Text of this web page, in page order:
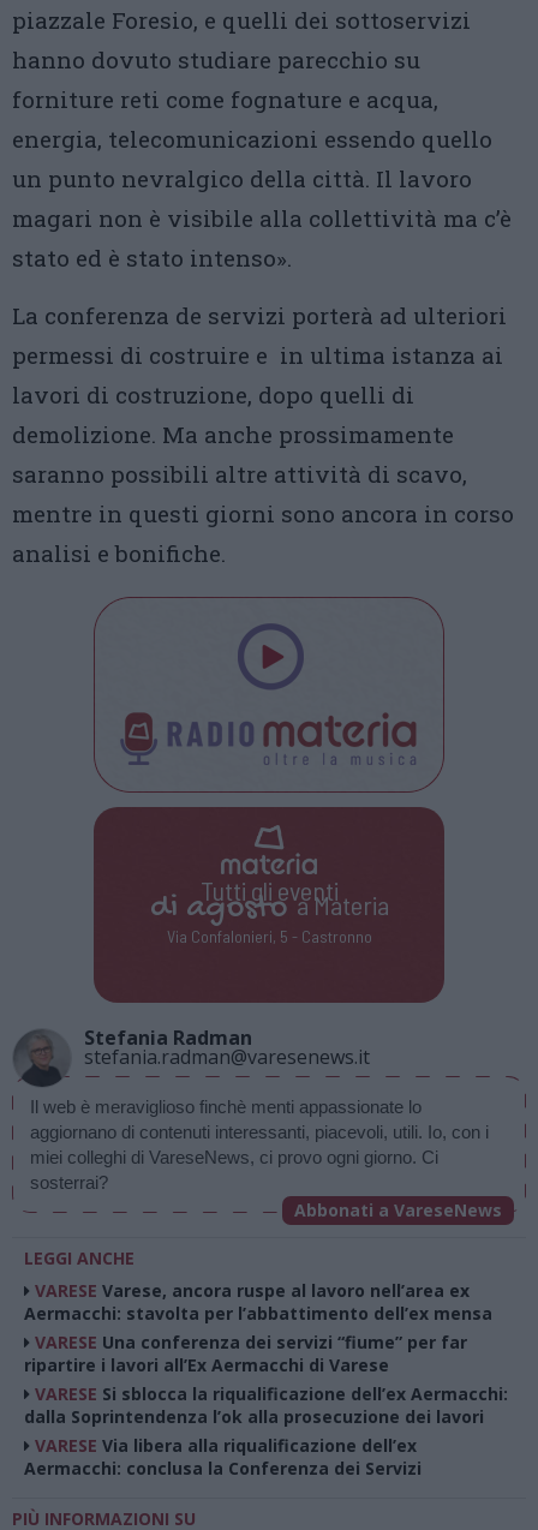
piazzale Foresio, e quelli dei sottoservizi
hanno dovuto studiare parecchio su
forniture reti come fognature e acqua,
energia, telecomunicazioni essendo quello
un punto nevralgico della città. Il lavoro
magari non è visibile alla collettività ma c’è
stato ed è stato intenso».
La conferenza de servizi porterà ad ulteriori
permessi di costruire e in ultima istanza ai
lavori di costruzione, dopo quelli di
demolizione. Ma anche prossimamente
saranno possibili altre attività di scavo,
mentre in questi giorni sono ancora in corso
analisi e bonifiche.
Tutti gli eventi
di agostoa Materia
Via Confalonieri, 5 - Castronno
Stefania Radman
stefania.radman@varesenews.it
Il web è meraviglioso finchè menti appassionate lo
aggiornano di contenuti interessanti, piacevoli, utili. Io, con i
miei colleghi di VareseNews, ci provo ogni giorno. Ci
sosterrai?
Abbonati a VareseNews
LEGGI ANCHE
VARESE Varese, ancora ruspe al lavoro nell’area ex
Aermacchi: stavolta per l’abbattimento dell’ex mensa
VARESE Una conferenza dei servizi “fiume” per far
ripartire i lavori all’Ex Aermacchi di Varese
VARESE Si sblocca la riqualificazione dell’ex Aermacchi:
dalla Soprintendenza l’ok alla prosecuzione dei lavori
VARESE Via libera alla riqualificazione dell’ex
Aermacchi: conclusa la Conferenza dei Servizi
PIÙ INFORMAZIONI SU